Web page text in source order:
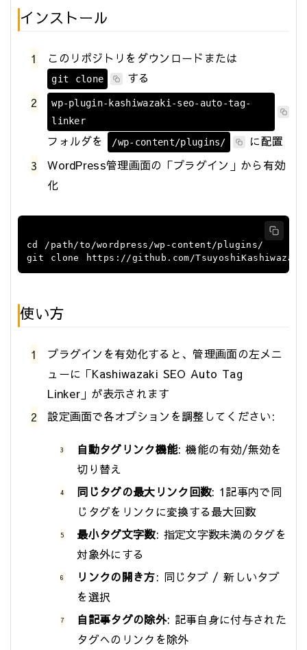
インストール
このリポジトリをダウンロードまたは
git clone する
wp-plugin-kashiwazaki-seo-auto-tag-
linker
フォルダを /wp-content/plugins/
に配置
WordPress管理画面の「プラグイン」から有効
化
cd
/path/to/wordpress/wp-content/plugins/
git clone https://github.com/
使い方
プラグインを有効化すると、管理画面の左メニ
ューに「Kashiwazaki SEO Auto Tag
Linker」が表示されます
設定画面で各オプションを調整してください:
自動タグリンク機能: 機能の有効/無効を
切り替え
同じタグの最大リンク回数: 1記事内で同
じタグをリンクに変換する最大回数
最小タグ文字数: 指定文字数未満のタグを
対象外にする
リンクの開き方: 同じタブ / 新しいタブ
を選択
自記事タグの除外: 記事自身に付与された
タグへのリンクを除外